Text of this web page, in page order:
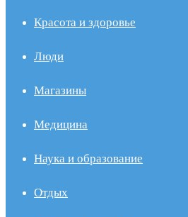
Красота и здоровье
Люди
Магазины
Медицина
Наука и образование
Отдых